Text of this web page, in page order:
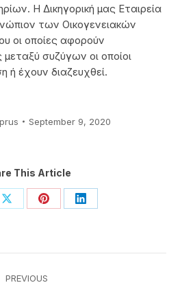
Η Δικηγορική μας Eταιρεία
των Οικογενειακών
οι οποίες αφορούν
συζύγων οι οποίοι
ή έχουν διαζευχθεί.
September 9, 2020
This Article
Share Share Share
PREVIOUS